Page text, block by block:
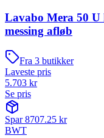
Lavabo Mera 50
messing afløb
Fra 3 butikker
Laveste pris
5.703 kr
Se pris
Spar8707.25 kr
BWT